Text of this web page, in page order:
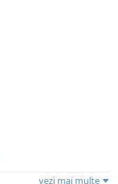
vezi mai multe